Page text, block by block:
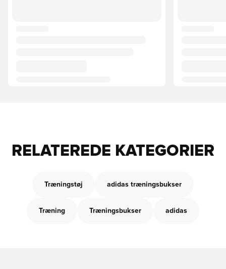
RELATEREDE KATEGORIER
Træningstøj adidas træningsbukser
Træning Træningsbukser adidas